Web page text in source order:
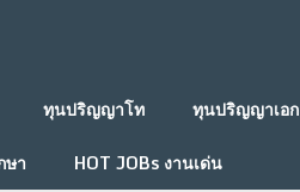
ทุนปริญญาโท ทุนปริญญาเอก
ษา HOT JOBs งานเด่น